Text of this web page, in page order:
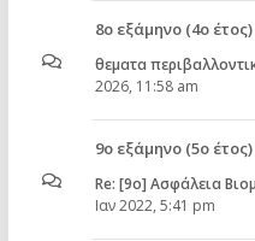
8ο εξάμηνο (4ο έτος)
θεματα
2026, 11:58 am
9ο εξάμηνο (5ο έτος)
Re: [9ο] Ασφάλεια
Ιαν 2022, 5:41 pm